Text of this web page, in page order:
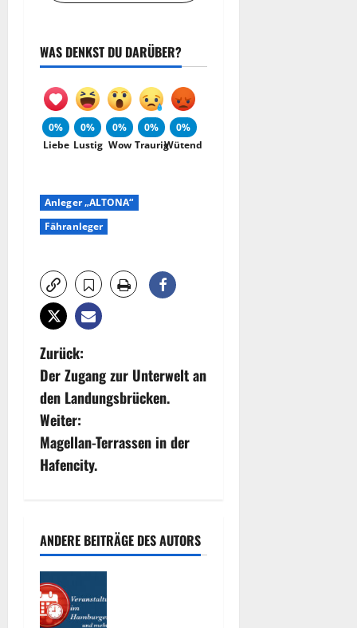
WAS DENKST DU DARÜBER?
0%
Liebe
0%
Lustig
0%
Wow
0%
Traurig
0%
Wütend
Anleger „ALTONA“
Fähranleger
B
e
i
t
g
s
Zurück:
Der Zugang zur Unterwelt an
den Landungsbrücken.
Weiter:
Magellan-Terrassen in der
Hafencity.
ANDERE BEITRÄGE DES AUTORS